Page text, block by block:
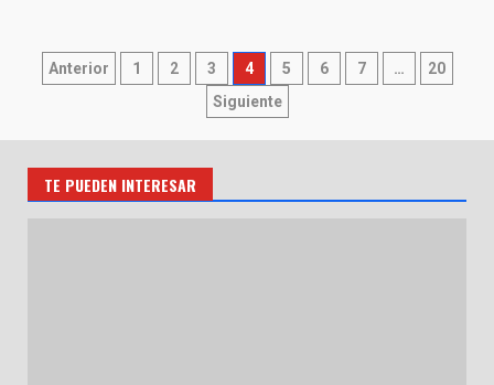
Paginación
entradas
Anterior 1 2 3 4 5 6 7 …
20
Siguiente
TE PUEDEN INTERESAR